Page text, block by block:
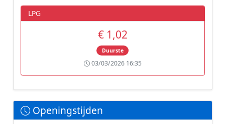
LPG
€ 1,02
Duurste
03/03/2026 16:35
Openingstijden